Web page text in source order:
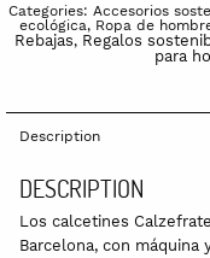
Categories: Accesorios
ecológica, Ropa de
Rebajas, Regalos
para
Description
DESCRIPTION
Los calcetines
Barcelona, con máquina